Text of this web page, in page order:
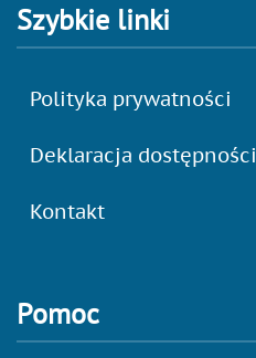
Szybkie linki
Polityka prywatności
Deklaracja dostępności
Kontakt
Pomoc